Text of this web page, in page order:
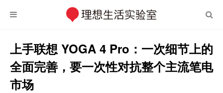
上手联想 YOGA 4 Pro：一次细节上的
全面完善，要一次性对抗整个主流笔电
市场